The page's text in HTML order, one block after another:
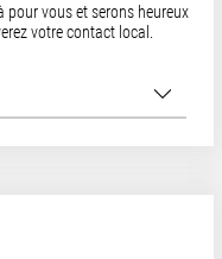
vous et serons heureux
votre contact local.